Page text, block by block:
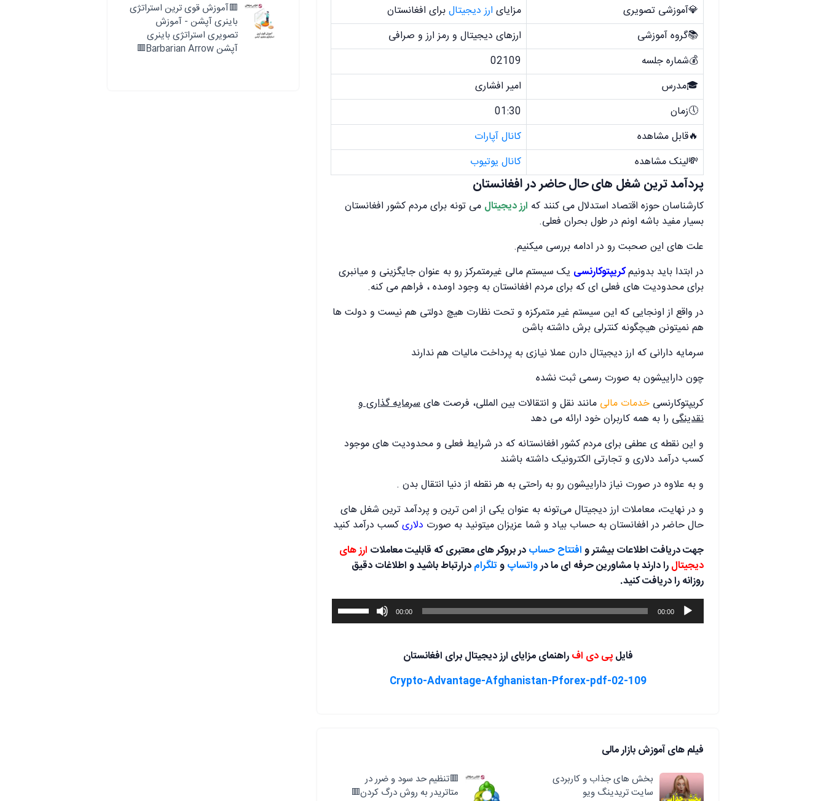
💎آموزشی تصویری
مزایای ارز دیجیتالبرای افغانستان
📚گروه آموزشی
ارزهای دیجیتال و رمز ارز و صرافی
💰شماره جلسه
02109
🎓مدرس
امیر افشاری
🕔زمان
01:30
🔥قابل مشاهده
کانال آپارات
💸لینک مشاهده
کانال یوتیوب
پردآمد ترین شغل های حال حاضر در افغانستان
کارشناسان حوزه اقتصاد استدلال می کنند که ارز دیجیتال می تونه برای مردم کشور افغانستان
بسیار مفید باشه اونم در طول بحران فعلی.
علت های این صحبت رو در ادامه بررسی میکنیم.
در ابتدا باید بدونیمکریپتوکارنسی یک سیستم مالی غیرمتمرکز رو به عنوان جایگزینی و میانبری
برای محدودیت های فعلی ای که برای مردم افغانستان به وجود اومده ، فراهم می کنه.
در واقع از اونجایی که این سیستم غیر متمرکزه و تحت نظارت هیچ دولتی هم نیست و دولت ها
هم نمیتونن هیچگونه کنترلی برش داشته باشن
سرمایه دارانی که ارز دیجیتال دارن عملا نیازی به پرداخت مالیات هم ندارند
چون داراییشون به صورت رسمی ثبت نشده
کریپتوکارنسی خدمات مالی مانند نقل و انتقالات بین المللی، فرصت هایسرمایه گذاری و
نقدینگی را به همه کاربران خود ارائه می دهد
و این نقطه ی عطفی برای مردم کشور افغانستانه که در شرایط فعلی و محدودیت های موجود
کسب درآمد دلاری و تجارتی الکترونیک داشته باشند
و به علاوه در صورت نیاز داراییشون رو به راحتی به هر نقطه از دنیا انتقال بدن .
و در نهایت، معاملات ارز دیجیتال می‌تونه به عنوان یکی از امن ترین و پردآمد ترین شغل های
حال حاضر در افغانستان به حساب بیاد و شما عزیزان میتونید به صورت دلاریکسب درآمد کنید
جهت دریافت اطلاعات بیشتر وافتتاح حسابدر بروکر های معتبری که قابلیت معاملات ارز های
دیجیتالرا دارند بامشاورین حرفه ای ما درواتساپوتلگرامدرارتباط باشید و اطلاغات دقیق
روزانه را دریافت کنید.
پخش‌کننده
صوت
00:00
00:00
فایلپی دی افراهنمای مزایای ارز دیجیتال برای افغانستان
02-109-Crypto-Advantage-Afghanistan-Pforex-pdf
فیلم های آموزش بازار مالی
بخش های جذاب و کاربردی
سایت تریدینگ ویو
🟥تنظیم حد سود و ضرر در
متاتریدر به روش درگ کردن🟥
🟥آموزش قوی ترین استراتژی
باینری آپشن - آموزش
تصویری استراتژی باینری
آپشن Barbarian Arrow🟥